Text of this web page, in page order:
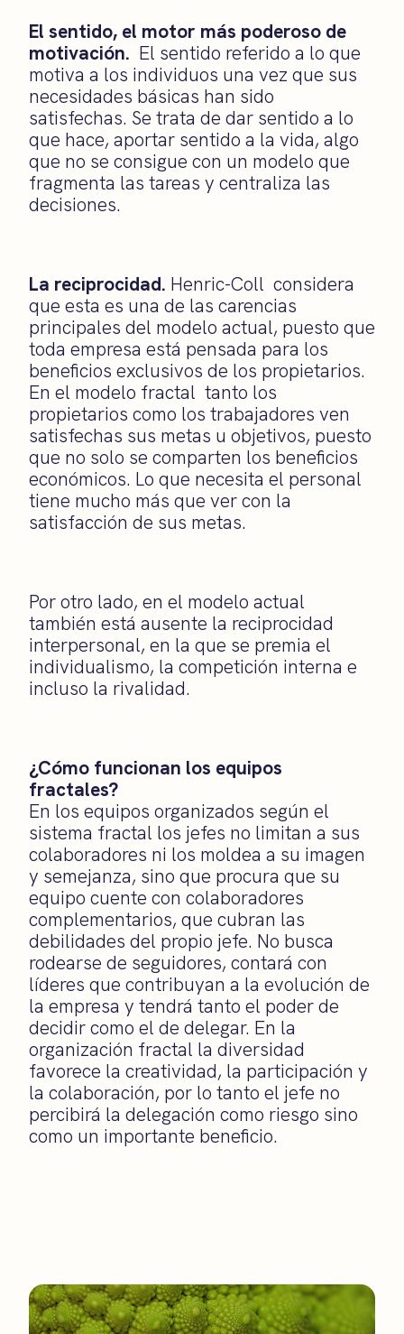
El sentido, el motor más poderoso de
motivación. El sentido referido a lo que
motiva a los individuos una vez que sus
necesidades básicas han sido
satisfechas. Se trata de dar sentido a lo
que hace, aportar sentido a la vida, algo
que no se consigue con un modelo que
fragmenta las tareas y centraliza las
decisiones.
La reciprocidad. Henric-Coll considera
que esta es una de las carencias
principales del modelo actual, puesto que
toda empresa está pensada para los
beneficios exclusivos de los propietarios.
En el modelo fractal tanto los
propietarios como los trabajadores ven
satisfechas sus metas u objetivos, puesto
que no solo se comparten los beneficios
económicos. Lo que necesita el personal
tiene mucho más que ver con la
satisfacción de sus metas.
Por otro lado, en el modelo actual
también está ausente la reciprocidad
interpersonal, en la que se premia el
individualismo, la competición interna e
incluso la rivalidad.
¿Cómo funcionan los equipos
fractales?
En los equipos organizados según el
sistema fractal los jefes no limitan a sus
colaboradores ni los moldea a su imagen
y semejanza, sino que procura que su
equipo cuente con colaboradores
complementarios, que cubran las
debilidades del propio jefe. No busca
rodearse de seguidores, contará con
líderes que contribuyan a la evolución de
la empresa y tendrá tanto el poder de
decidir como el de delegar. En la
organización fractal la diversidad
favorece la creatividad, la participación y
la colaboración, por lo tanto el jefe no
percibirá la delegación como riesgo sino
como un importante beneficio.